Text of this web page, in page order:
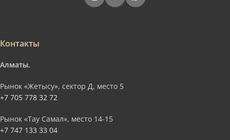
Контакты
Алматы.
Рынок «Жетысу», сектор Д, место 5
+7 705 778 32 72
Рынок «Тау Самал», место 14-15
+7 747 133 33 04